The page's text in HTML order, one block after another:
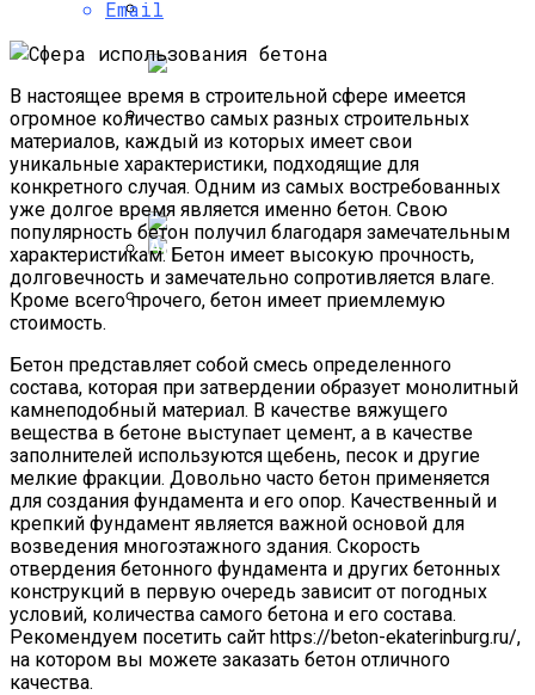
Насколько Важно Получение
Разрешения На Реконструкцию?
Отзывы И Что Это Такое?
Лактолан Пилинг Крем Холи Ленд,
Применение И Воздействие Препарата
На Кожу
Противопоказания И Возможные
Негативные Последствия
Firefly Для Европы
Аренда Автомобиля С Выкупом, Новая
Перспектива Для Автолюбителей
Искусство Детейлинга: Как Придать
Автомобилю Идеальный Внешний Вид
Email
В настоящее время в строительной сфере имеется
огромное количество самых разных строительных
материалов, каждый из которых имеет свои
уникальные характеристики, подходящие для
конкретного случая. Одним из самых востребованных
уже долгое время является именно бетон. Свою
популярность бетон получил благодаря замечательным
характеристикам. Бетон имеет высокую прочность,
долговечность и замечательно сопротивляется влаге.
Кроме всего прочего, бетон имеет приемлемую
стоимость.
Бетон представляет собой смесь определенного
состава, которая при затвердении образует монолитный
камнеподобный материал. В качестве вяжущего
вещества в бетоне выступает цемент, а в качестве
заполнителей используются щебень, песок и другие
мелкие фракции. Довольно часто бетон применяется
для создания фундамента и его опор. Качественный и
крепкий фундамент является важной основой для
возведения многоэтажного здания. Скорость
отвердения бетонного фундамента и других бетонных
конструкций в первую очередь зависит от погодных
условий, количества самого бетона и его состава.
Рекомендуем посетить сайт https://beton-ekaterinburg.ru/,
на котором вы можете заказать бетон отличного
качества.